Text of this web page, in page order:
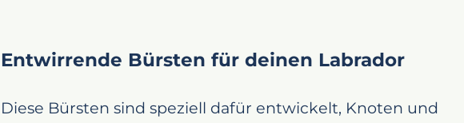
Entwirrende Bürsten für deinen Labrador
Diese Bürsten sind speziell dafür entwickelt, Knoten und